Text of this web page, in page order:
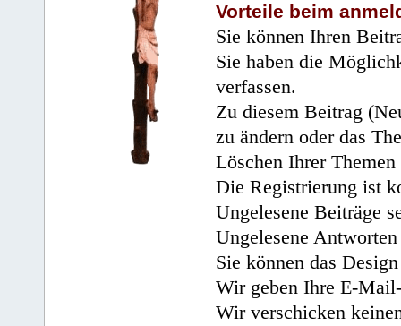
Vorteile beim
Sie können Ihren
Sie haben die
verfassen.
Zu diesem Beitrag
zu ändern oder das
Löschen Ihrer
Die Registrierung ist
Ungelesene Beiträge
Ungelesene
Sie können das
Wir geben Ihre E-
Wir verschicken